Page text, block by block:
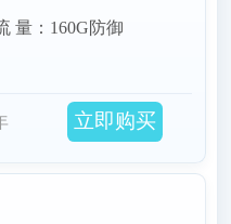
量：160G防御
立即购买